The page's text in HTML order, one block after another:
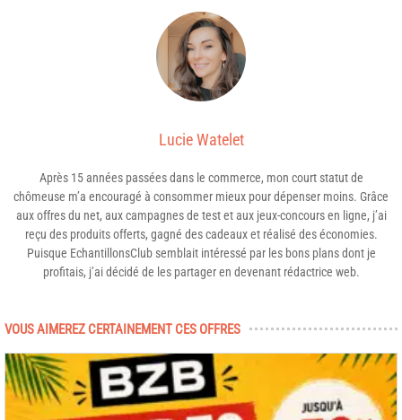
Lucie Watelet
Après 15 années passées dans le commerce, mon court statut de
chômeuse m’a encouragé à consommer mieux pour dépenser moins. Grâce
aux offres du net, aux campagnes de test et aux jeux-concours en ligne, j’ai
reçu des produits offerts, gagné des cadeaux et réalisé des économies.
Puisque EchantillonsClub semblait intéressé par les bons plans dont je
profitais, j’ai décidé de les partager en devenant rédactrice web.
VOUS AIMEREZ CERTAINEMENT CES OFFRES